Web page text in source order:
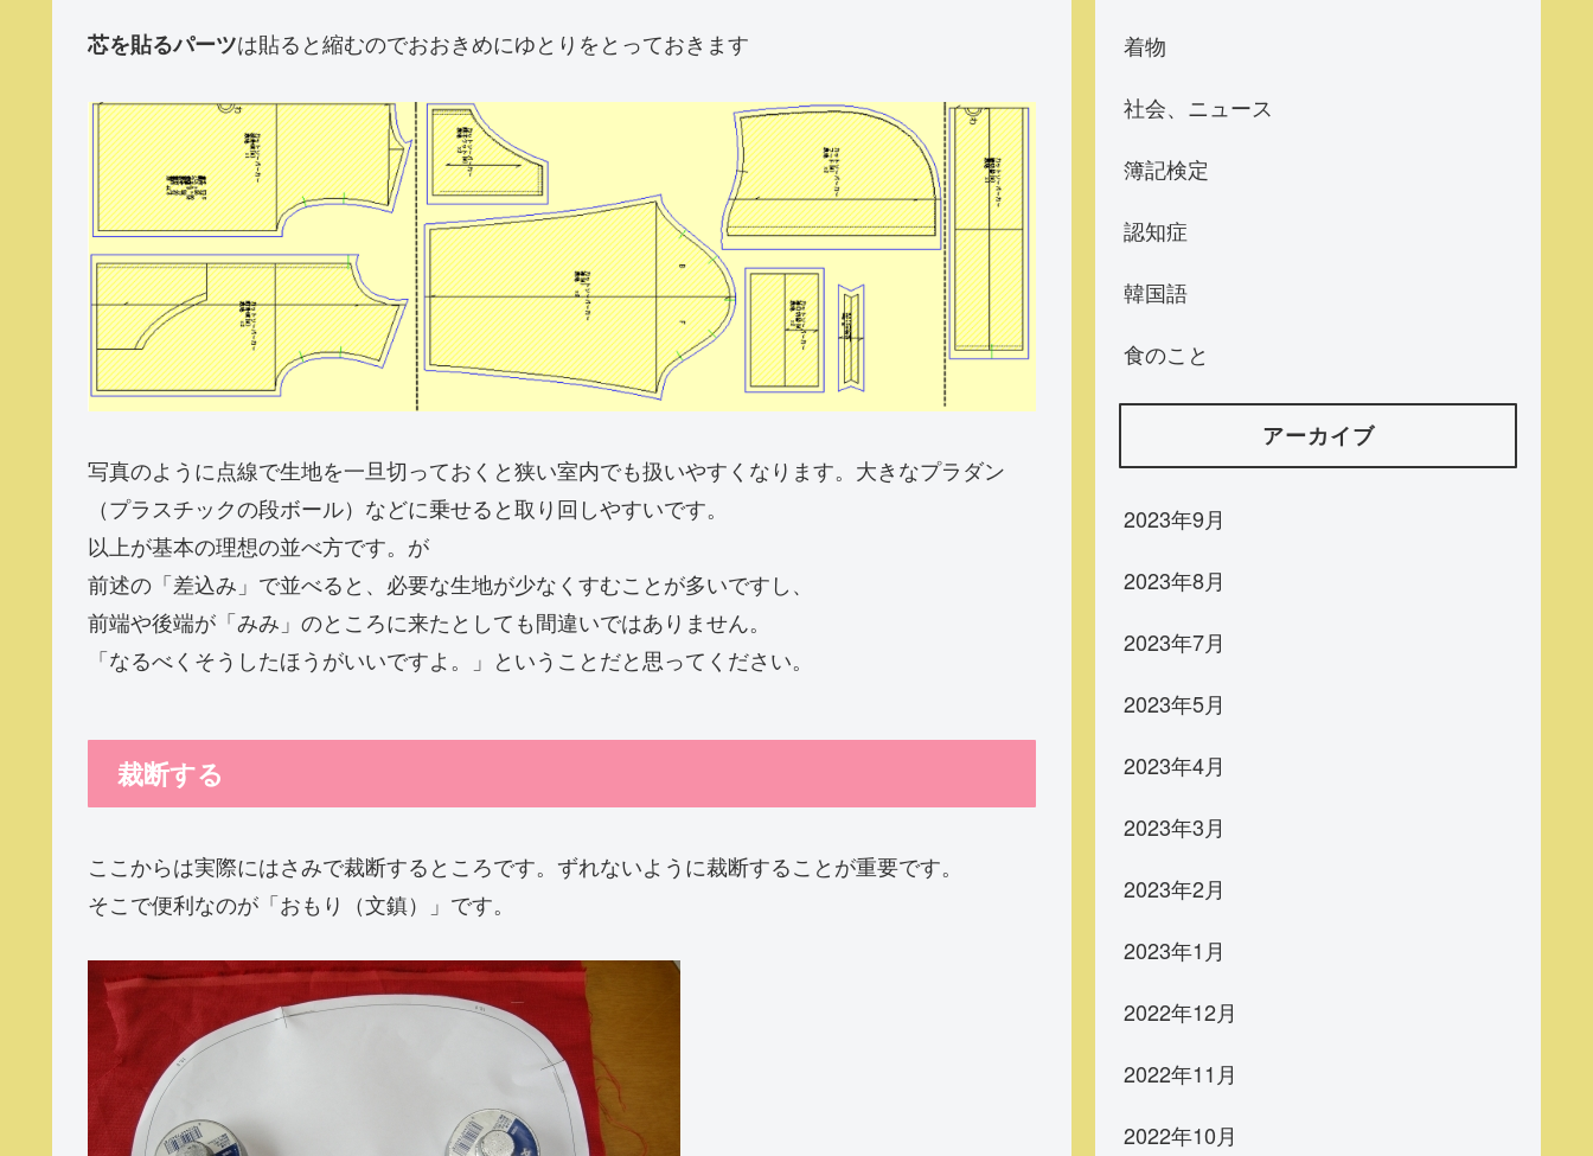
芯を貼るパーツは貼ると縮むのでおおきめにゆとりをとっておきます
写真のように点線で生地を一旦切っておくと狭い室内でも扱いやすくなります。大きなプラダン
（プラスチックの段ボール）などに乗せると取り回しやすいです。
以上が基本の理想の並べ方です。が
前述の「差込み」で並べると、必要な生地が少なくすむことが多いですし、
前端や後端が「みみ」のところに来たとしても間違いではありません。
「なるべくそうしたほうがいいですよ。」ということだと思ってください。
裁断する
ここからは実際にはさみで裁断するところです。ずれないように裁断することが重要です。
そこで便利なのが「おもり（文鎮）」です。
着物
社会、ニュース
簿記検定
認知症
韓国語
食のこと
アーカイブ
2023年9月
2023年8月
2023年7月
2023年5月
2023年4月
2023年3月
2023年2月
2023年1月
2022年12月
2022年11月
2022年10月